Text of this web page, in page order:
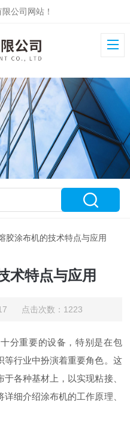
公司网站！
胶涂布机的技术特点与应用
术特点与应用
17 点击次数：1223
重要的设备，特别是在包
等行业中扮演着重要角色。这
各种基材上，以实现粘接、
细介绍涂布机的工作原理、